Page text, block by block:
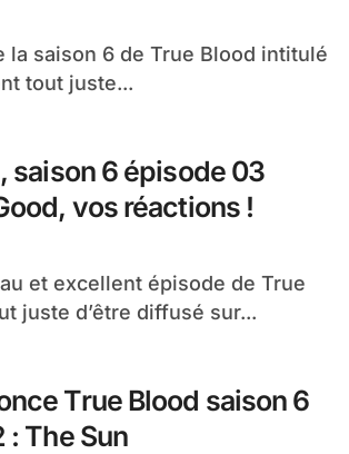
tout juste...
saison 6 épisode 03
vos réactions !
juste d’être diffusé sur...
True Blood saison 6
: The Sun